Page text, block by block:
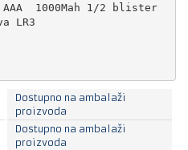
1000Mah 1/2 blister
LR3
Dostupno na ambalaži
proizvoda
Dostupno na ambalaži
proizvoda